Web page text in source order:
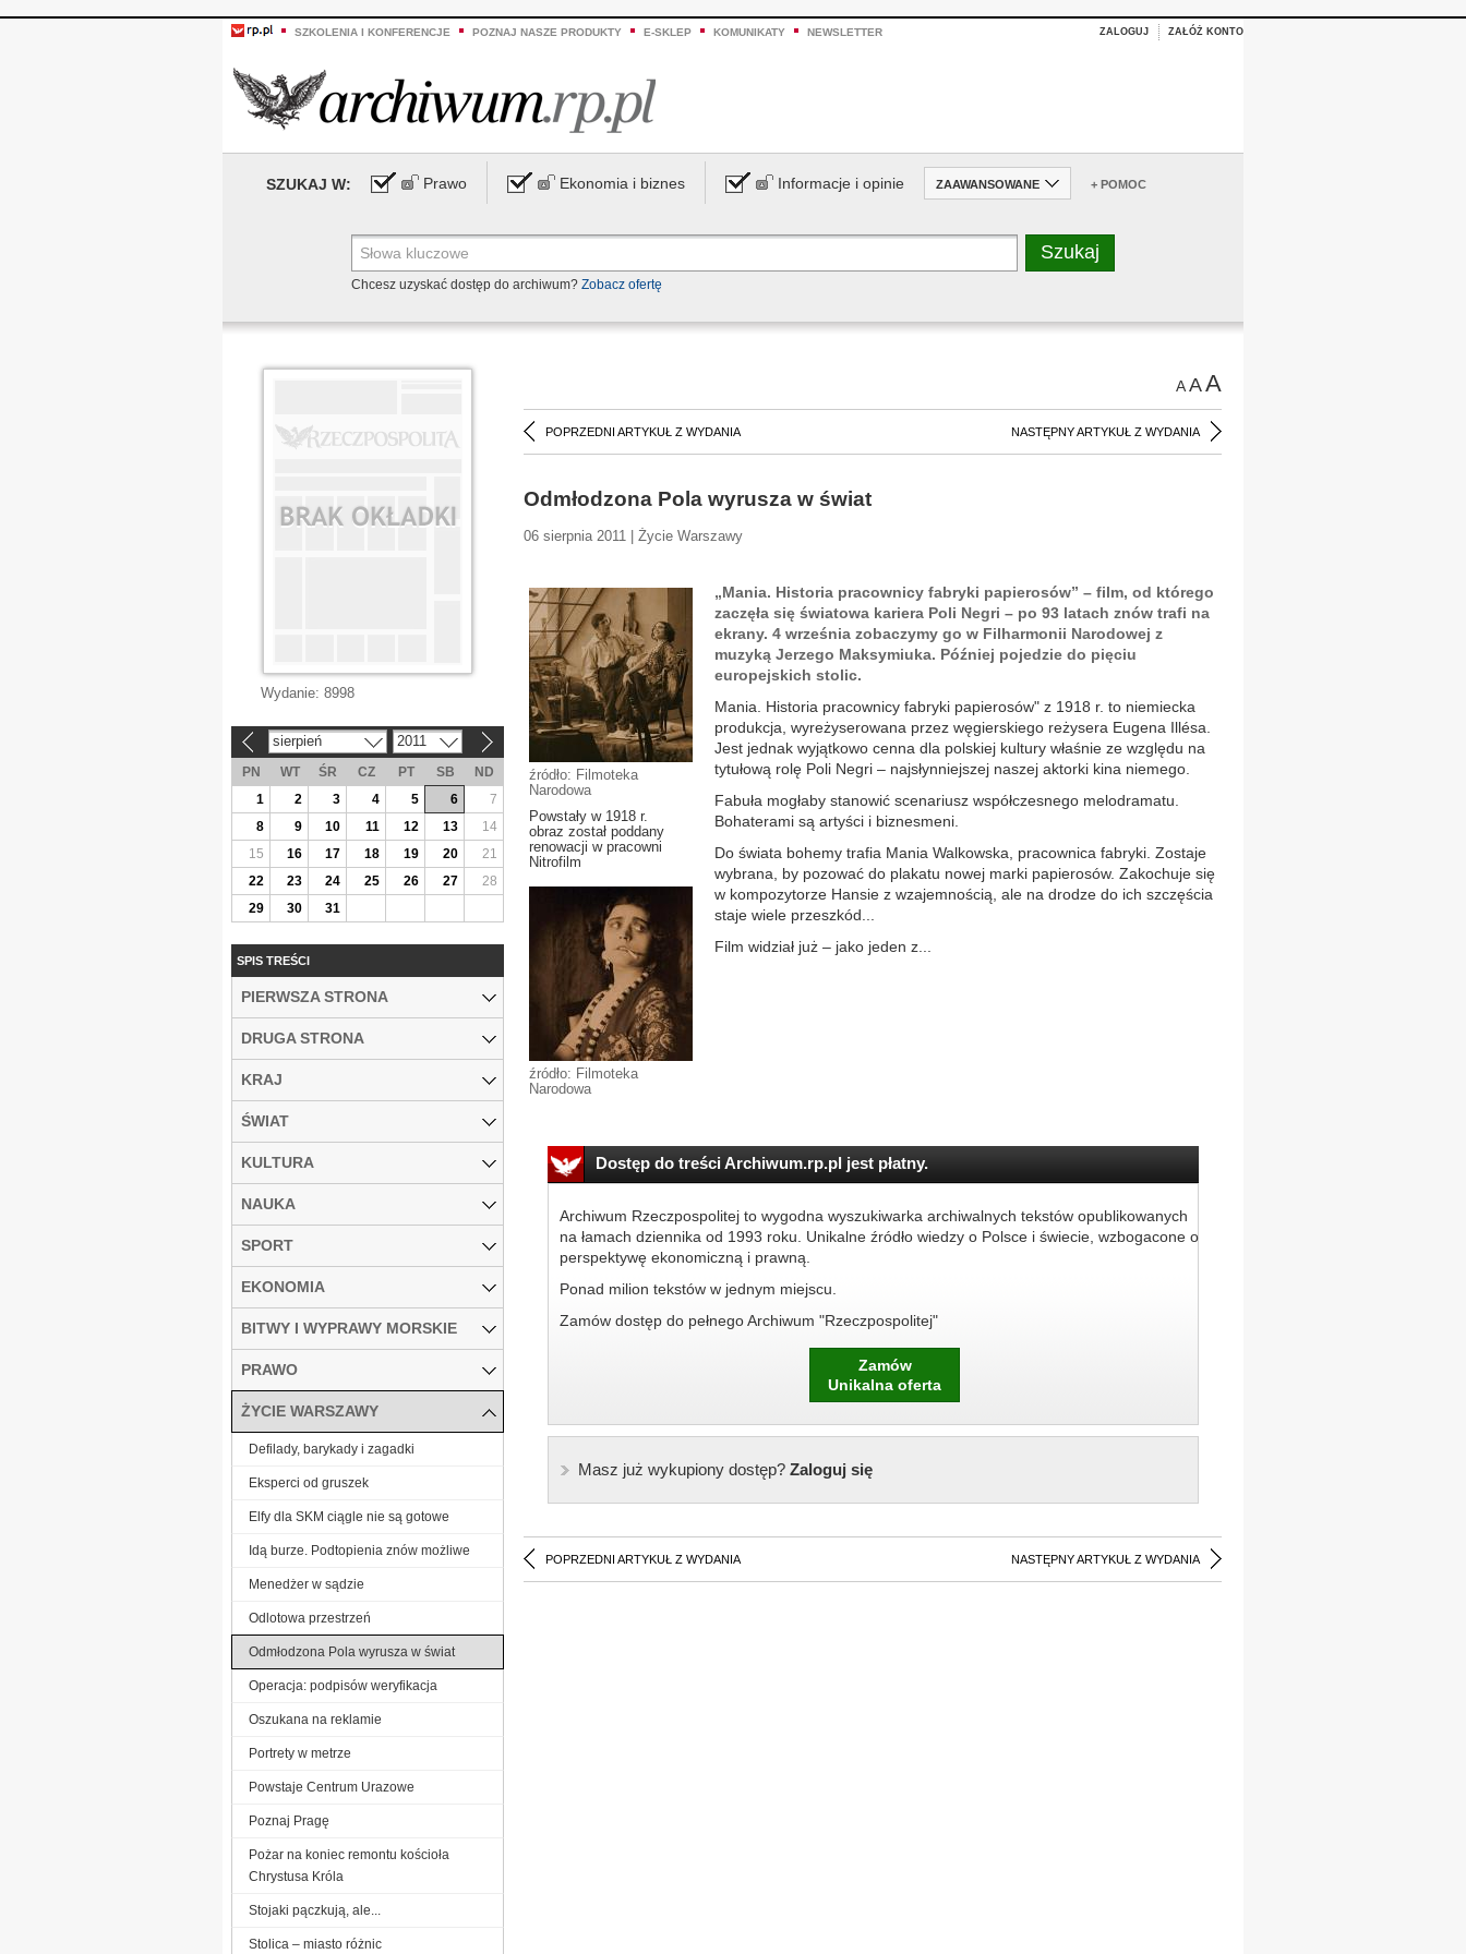
SZKOLENIA I KONFERENCJE POZNAJ NASZE PRODUKTY E-SKLEP KOMUNIKATY NEWSLETTER ZALOGUJ ZAŁÓŻ KONTO
SZUKAJ W: Prawo Ekonomia i biznes Informacje i opinie ZAAWANSOWANE + POMOC
Chcesz uzyskać dostęp do archiwum? Zobacz ofertę
AAA
POPRZEDNI ARTYKUŁ Z WYDANIA NASTĘPNY ARTYKUŁ Z WYDANIA
Odmłodzona Pola wyrusza w świat
06 sierpnia 2011 | Życie Warszawy
źródło: Filmoteka
Narodowa
Powstały w 1918 r.
obraz został poddany
renowacji w pracowni
Nitrofilm
źródło: Filmoteka
Narodowa
„Mania. Historia pracownicy fabryki papierosów” – film, od którego
zaczęła się światowa kariera Poli Negri – po 93 latach znów trafi na
ekrany. 4 września zobaczymy go w Filharmonii Narodowej z
muzyką Jerzego Maksymiuka. Później pojedzie do pięciu
europejskich stolic.
Mania. Historia pracownicy fabryki papierosów" z 1918 r. to niemiecka
produkcja, wyreżyserowana przez węgierskiego reżysera Eugena Illésa.
Jest jednak wyjątkowo cenna dla polskiej kultury właśnie ze względu na
tytułową rolę Poli Negri – najsłynniejszej naszej aktorki kina niemego.
Fabuła mogłaby stanowić scenariusz współczesnego melodramatu.
Bohaterami są artyści i biznesmeni.
Do świata bohemy trafia Mania Walkowska, pracownica fabryki. Zostaje
wybrana, by pozować do plakatu nowej marki papierosów. Zakochuje się
w kompozytorze Hansie z wzajemnością, ale na drodze do ich szczęścia
staje wiele przeszkód...
Film widział już – jako jeden z...
Dostęp do treści Archiwum.rp.pl jest płatny.
Archiwum Rzeczpospolitej to wygodna wyszukiwarka archiwalnych tekstów opublikowanych
na łamach dziennika od 1993 roku. Unikalne źródło wiedzy o Polsce i świecie, wzbogacone o
perspektywę ekonomiczną i prawną.
Ponad milion tekstów w jednym miejscu.
Zamów dostęp do pełnego Archiwum "Rzeczpospolitej"
Zamów
Unikalna oferta
Masz już wykupiony dostęp?Zaloguj się
POPRZEDNI ARTYKUŁ Z WYDANIA NASTĘPNY ARTYKUŁ Z WYDANIA
Wydanie: 8998
sierpień 2011
PN WT ŚR CZ PT SB
ND
1
2 3 4 5 6
7
8
9 10 11 12 13
14
15
16 17 18 19 20
21
22
23 24 25 26 27
28
29
30 31
SPIS TREŚCI
PIERWSZA STRONA
DRUGA STRONA
KRAJ
ŚWIAT
KULTURA
NAUKA
SPORT
EKONOMIA
BITWY I WYPRAWY MORSKIE
PRAWO
ŻYCIE WARSZAWY
Defilady, barykady i zagadki
Eksperci od gruszek
Elfy dla SKM ciągle nie są gotowe
Idą burze. Podtopienia znów możliwe
Menedżer w sądzie
Odlotowa przestrzeń
Odmłodzona Pola wyrusza w świat
Operacja: podpisów weryfikacja
Oszukana na reklamie
Portrety w metrze
Powstaje Centrum Urazowe
Poznaj Pragę
Pożar na koniec remontu kościoła
Chrystusa Króla
Stojaki pączkują, ale...
Stolica – miasto różnic